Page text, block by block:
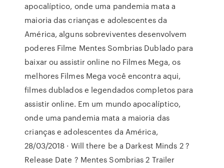
apocalíptico, onde uma pandemia mata a
maioria das crianças e adolescentes da
América, alguns sobreviventes desenvolvem
poderes Filme Mentes Sombrias Dublado para
baixar ou assistir online no Filmes Mega, os
melhores Filmes Mega você encontra aqui,
filmes dublados e legendados completos para
assistir online. Em um mundo apocalíptico,
onde uma pandemia mata a maioria das
crianças e adolescentes da América,
28/03/2018 · Will there be a Darkest Minds 2 ?
Release Date ? Mentes Sombrias 2 Trailer